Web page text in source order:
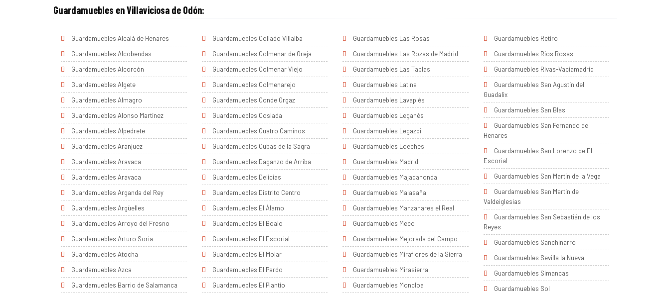
Guardamuebles en Villaviciosa de Odón:
Guardamuebles Alcalá de Henares
Guardamuebles Alcobendas
Guardamuebles Alcorcón
Guardamuebles Algete
Guardamuebles Almagro
Guardamuebles Alonso Martínez
Guardamuebles Alpedrete
Guardamuebles Aranjuez
Guardamuebles Aravaca
Guardamuebles Aravaca
Guardamuebles Arganda del Rey
Guardamuebles Argüelles
Guardamuebles Arroyo del Fresno
Guardamuebles Arturo Soria
Guardamuebles Atocha
Guardamuebles Azca
Guardamuebles Barrio de Salamanca
Guardamuebles Collado Villalba
Guardamuebles Colmenar de Oreja
Guardamuebles Colmenar Viejo
Guardamuebles Colmenarejo
Guardamuebles Conde Orgaz
Guardamuebles Coslada
Guardamuebles Cuatro Caminos
Guardamuebles Cubas de la Sagra
Guardamuebles Daganzo de Arriba
Guardamuebles Delicias
Guardamuebles Distrito Centro
Guardamuebles El Álamo
Guardamuebles El Boalo
Guardamuebles El Escorial
Guardamuebles El Molar
Guardamuebles El Pardo
Guardamuebles El Plantío
Guardamuebles Las Rosas
Guardamuebles Las Rozas de Madrid
Guardamuebles Las Tablas
Guardamuebles Latina
Guardamuebles Lavapiés
Guardamuebles Leganés
Guardamuebles Legazpi
Guardamuebles Loeches
Guardamuebles Madrid
Guardamuebles Majadahonda
Guardamuebles Malasaña
Guardamuebles Manzanares el Real
Guardamuebles Meco
Guardamuebles Mejorada del Campo
Guardamuebles Miraflores de la Sierra
Guardamuebles Mirasierra
Guardamuebles Moncloa
Guardamuebles Retiro
Guardamuebles Ríos Rosas
Guardamuebles Rivas-Vaciamadrid
Guardamuebles San Agustín del
Guadalix
Guardamuebles San Blas
Guardamuebles San Fernando de
Henares
Guardamuebles San Lorenzo de El
Escorial
Guardamuebles San Martín de la Vega
Guardamuebles San Martín de
Valdeiglesias
Guardamuebles San Sebastián de los
Reyes
Guardamuebles Sanchinarro
Guardamuebles Sevilla la Nueva
Guardamuebles Simancas
Guardamuebles Sol